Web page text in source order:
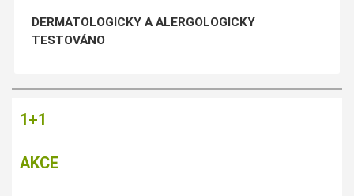
DERMATOLOGICKY A ALERGOLOGICKY
TESTOVÁNO
1+1
AKCE